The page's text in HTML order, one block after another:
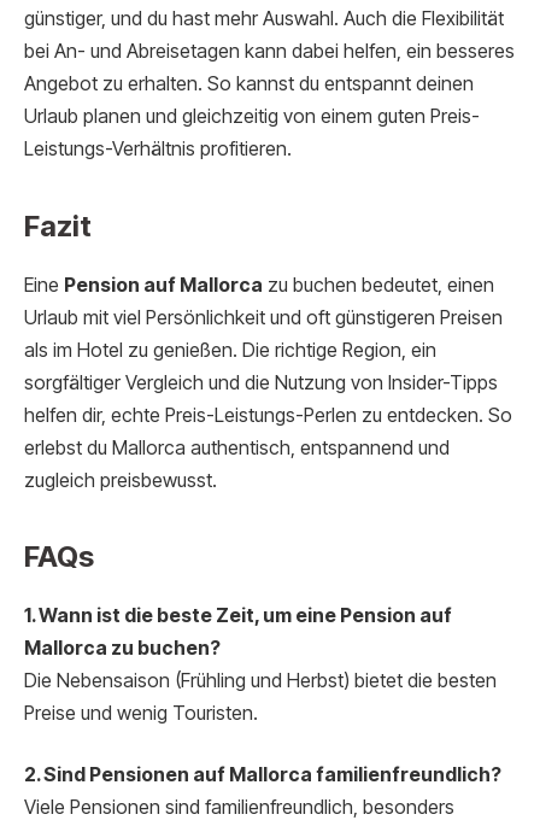
günstiger, und du hast mehr Auswahl. Auch die Flexibilität
bei An- und Abreisetagen kann dabei helfen, ein besseres
Angebot zu erhalten. So kannst du entspannt deinen
Urlaub planen und gleichzeitig von einem guten Preis-
Leistungs-Verhältnis profitieren.
Fazit
Eine Pension auf Mallorca zu buchen bedeutet, einen
Urlaub mit viel Persönlichkeit und oft günstigeren Preisen
als im Hotel zu genießen. Die richtige Region, ein
sorgfältiger Vergleich und die Nutzung von Insider-Tipps
helfen dir, echte Preis-Leistungs-Perlen zu entdecken. So
erlebst du Mallorca authentisch, entspannend und
zugleich preisbewusst.
FAQs
1. Wann ist die beste Zeit, um eine Pension auf
Mallorca zu buchen?
Die Nebensaison (Frühling und Herbst) bietet die besten
Preise und wenig Touristen.
2. Sind Pensionen auf Mallorca familienfreundlich?
Viele Pensionen sind familienfreundlich, besonders